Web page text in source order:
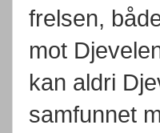
frelsen,
mot
kan aldri
samfunnet